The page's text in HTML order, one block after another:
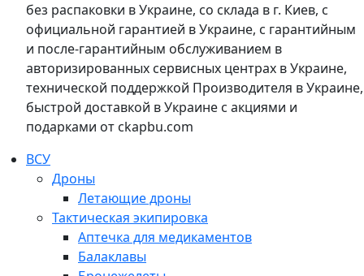
без распаковки в Украине, со склада в г. Киев, с
официальной гарантией в Украине, с гарантийным
и после-гарантийным обслуживанием в
авторизированных сервисных центрах в Украине,
технической поддержкой Производителя в Украине,
быстрой доставкой в Украине с акциями и
подарками от ckapbu.com
ВСУ
Дроны
Летающие дроны
Тактическая экипировка
Аптечка для медикаментов
Балаклавы